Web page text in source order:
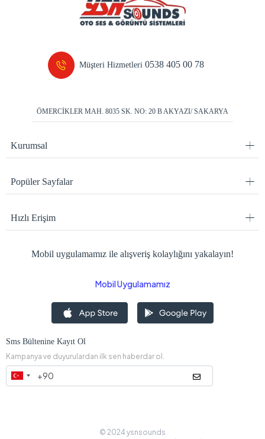
Müşteri Hizmetleri0538 405 00 78
ÖMERCİKLER MAH. 8035 SK. NO: 20 B AKYAZI/ SAKARYA
Kurumsal
Popüler Sayfalar
Hızlı Erişim
Mobil uygulamamız ile alışveriş kolaylığını yakalayın!
Mobil Uygulamamız
Sms Bültenine Kayıt Ol
Kampanya ve duyurulardan ilk sen haberdar ol.
© 2024 ysnsounds